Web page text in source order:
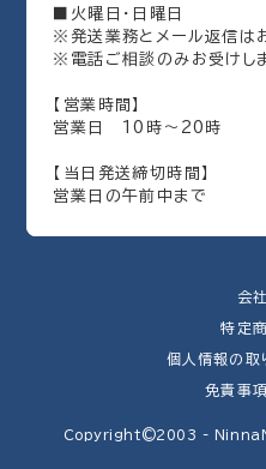
■火曜日・日曜日
※発送業務とメール返信は
※電話ご相談のみお受けしま
【営業時間】
営業日 10時～20時
【当日発送締切時間】
営業日の午前中まで
会
特定
個人情報の取
免責事
Copyright©2003 -